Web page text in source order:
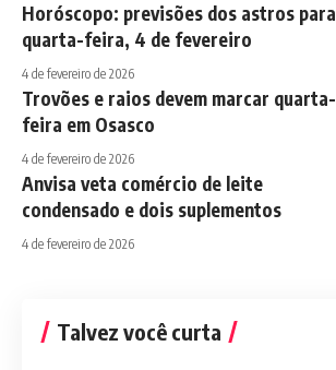
Horóscopo: previsões dos astros para
quarta-feira, 4 de fevereiro
4 de fevereiro de 2026
Trovões e raios devem marcar quarta-
feira em Osasco
4 de fevereiro de 2026
Anvisa veta comércio de leite
condensado e dois suplementos
4 de fevereiro de 2026
Talvez você curta